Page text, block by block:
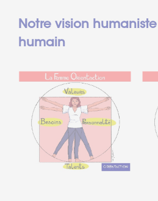
Notre vision
humain